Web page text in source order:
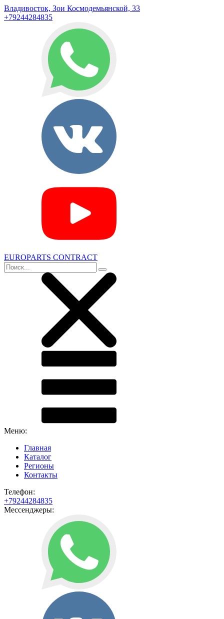
Владивосток, Зои Космодемьянской, 33
+79244284835
EUROPARTS CONTRACT
Меню:
Главная
Каталог
Регионы
Контакты
Телефон:
+79244284835
Мессенджеры: